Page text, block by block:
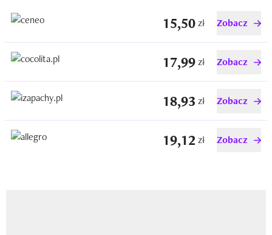
15,50zł Zobacz
17,99zł Zobacz
18,93 zł Zobacz
19,12 zł Zobacz